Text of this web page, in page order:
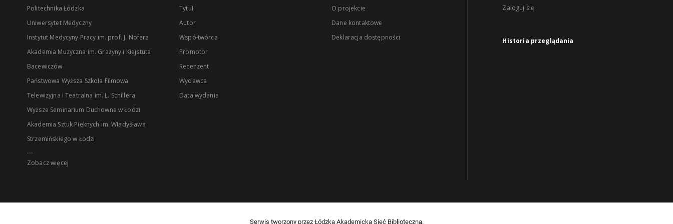
Politechnika Łódzka
Uniwersytet Medyczny
Instytut Medycyny Pracy im. prof. J. Nofera
Akademia Muzyczna im. Grażyny i Kiejstuta
Bacewiczów
Państwowa Wyższa Szkoła Filmowa
Telewizyjna i Teatralna im. L. Schillera
Wyższe Seminarium Duchowne w Łodzi
Akademia Sztuk Pięknych im. Władysława
Strzemińskiego w Łodzi
...
Zobacz więcej
Tytuł
Autor
Współtwórca
Promotor
Recenzent
Wydawca
Data wydania
O projekcie
Dane kontaktowe
Deklaracja dostępności
Zaloguj się
Historia przeglądania
Serwis tworzony przez Łódzką Akademicką Sieć Biblioteczną.